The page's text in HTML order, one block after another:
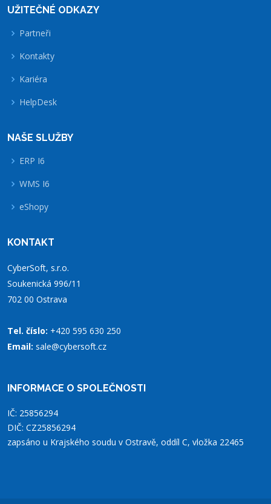
UŽITEČNÉ ODKAZY
Partneři
Kontakty
Kariéra
HelpDesk
NAŠE SLUŽBY
ERP I6
WMS I6
eShopy
KONTAKT
CyberSoft, s.r.o.
Soukenická 996/11
702 00 Ostrava
Tel. číslo: +420 595 630 250
Email: sale@cybersoft.cz
INFORMACE O SPOLEČNOSTI
IČ: 25856294
DIČ: CZ25856294
zapsáno u Krajského soudu v Ostravě, oddíl C, vložka 22465